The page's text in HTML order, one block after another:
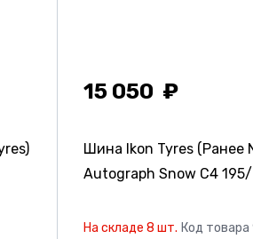
15 050
Шина Ikon Tyres (Ранее
Autograph Snow C4195/
На складе 8 шт. Код